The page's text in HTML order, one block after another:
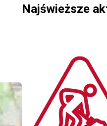
Najświeższe